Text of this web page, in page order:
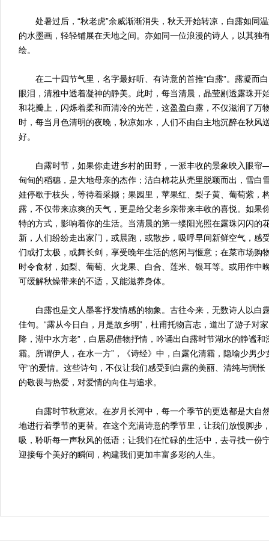
处暑过后，“秋老虎”余威渐渐消失，秋天开始转凉，白露如同
的水墨画，轻轻铺展在天地之间。亦如同一位浪漫的诗人，以其独
绘。
在二十四节气里，名字最好听、有诗意的首推“白露”。露凝而
眼泪，清雅中透着凝神的静美。此时，每当清晨，晶莹剔透露珠开
和花瓣上，闪烁着柔和而清冷的光芒，这盈盈白露，不仅滋润了万
时，每当月色清明的夜晚，秋凉如水，人们不由自主地沉醉在秋风
好。
白露时节，如果你走进乡村的田野，一派丰收的景象映入眼帘
甸甸的稻穗，是大地母亲的杰作；洁白棉花从壳里脱颖而出，雪白
娃停歇于枝头，等待着采撷；果园里，苹果红、梨子黄、葡萄紫
露，不仅带来凉爽的天气，更是给父老乡亲带来丰收的喜悦。如果
特的方式，影响着你的生活。当清晨的第一缕阳光照在露珠闪闪的
新，人们纷纷走出家门，或晨跑，或散步，吸呼早间新鲜空气，感
们或打太极，或舞长剑，享受晚年生活的悠闲与惬意；在菜市场购
时令食材，如梨、葡萄、火龙果、白合、莲米、银耳等。或用作中
可缓解秋燥带来的不适，又能滋养身体。
白露也是文人墨客抒发情感的物象。古往今来，无数诗人以白
佳句。“露从今日白，月是故乡明”，杜甫托物言志，道出了游子对
降，湖中水方老”，白居易借物抒情，吟诵出白露时节湖水的静谧和
霜。所谓伊人，在水一方”，《诗经》中，白露化清霜，隐喻少男少
守”的爱情。这些诗句，不仅让我们感受到白露的美丽、清纯与惆
的敬畏与热爱，对爱情的向住与追求。
白露时节秋意浓。在岁月长河中，每一个季节的更迭都是大自
地进行着季节的更替。在这个充满诗意的季节里，让我们放慢脚步
吸，聆听每一声秋风的低语；让我们在忙碌的生活中，去寻找一份
迎接每个美好的瞬间，构建我们更加丰富多彩的人生。